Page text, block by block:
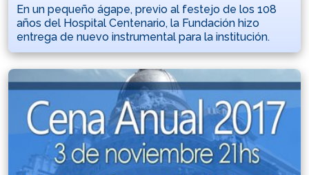
En un pequeño ágape, previo al festejo de los 108
años del Hospital Centenario, la Fundación hizo
entrega de nuevo instrumental para la institución.